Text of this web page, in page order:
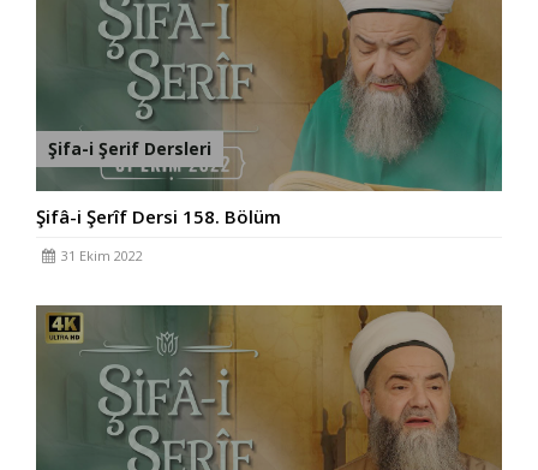
Şifa-i Şerif Dersleri
Şifâ-i Şerîf Dersi 158. Bölüm
31 Ekim 2022